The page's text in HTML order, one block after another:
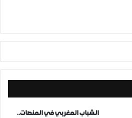
الشباب المغربي في المنصات..